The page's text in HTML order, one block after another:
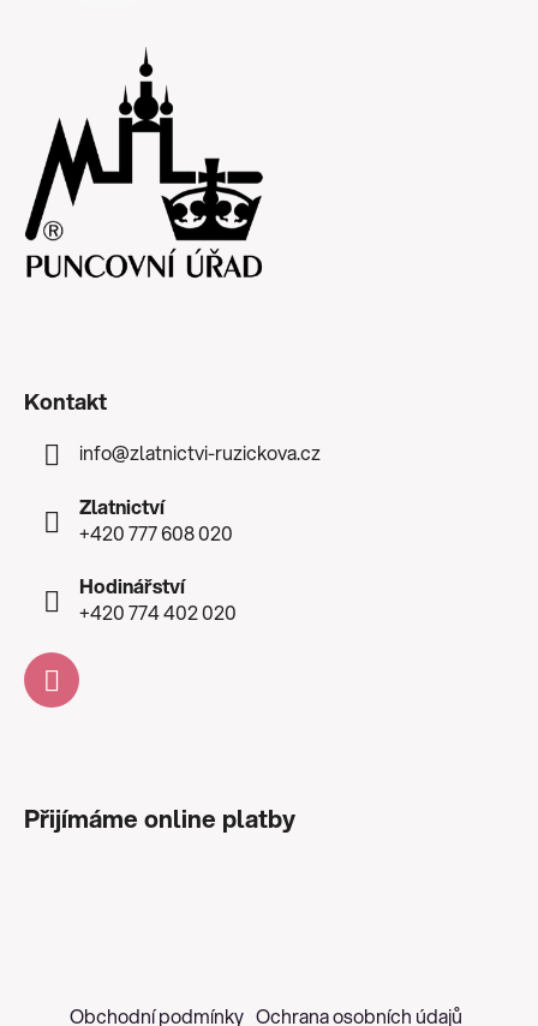
Kontakt
info@zlatnictvi-ruzickova.cz
Zlatnictví
+420 777 608 020
Hodinářství
+420 774 402 020
Přijímáme online platby
Obchodní podmínky Ochrana osobních údajů